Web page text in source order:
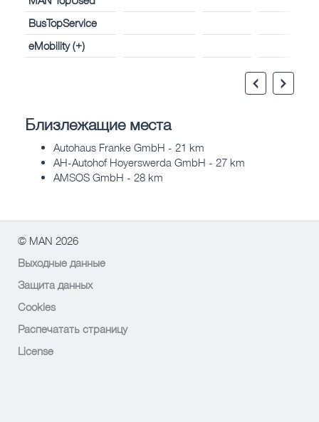
BusTopService
eMobility (+)
Близлежащие места
Autohaus Franke GmbH - 21 km
AH-Autohof Hoyerswerda GmbH - 27 km
AMSOS GmbH - 28 km
© MAN 2026
Выходные данные
Защита данных
Cookies
Распечатать страницу
License